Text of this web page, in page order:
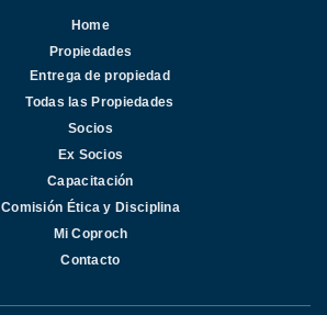
Home
Propiedades
Entrega de propiedad
Todas las Propiedades
Socios
Ex Socios
Capacitación
Comisión Ética y Disciplina
Mi Coproch
Contacto